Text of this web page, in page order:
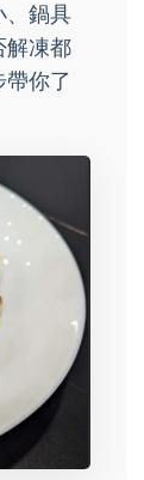
、鍋具
解凍都
你了